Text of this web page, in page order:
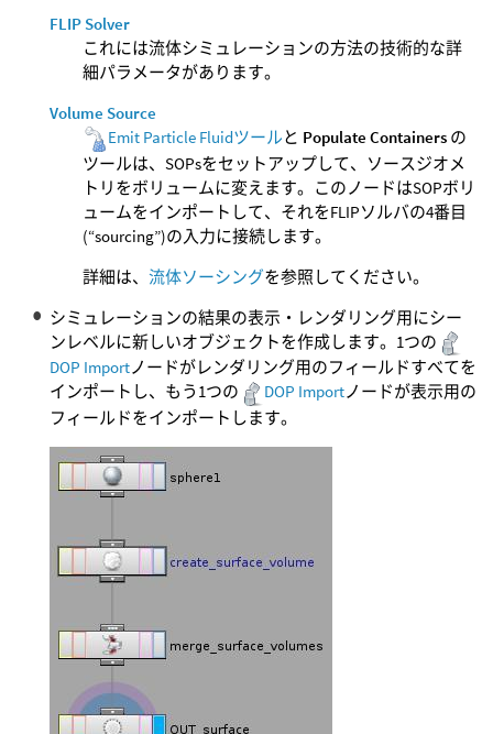
FLIP Solver
これには流体シミュレーションの方法の技術的な詳
細パラメータがあります。
Volume Source
Emit Particle Fluidツールと Populate Containersの
ツールは、SOPsをセットアップして、ソースジオメ
トリをボリュームに変えます。このノードはSOPボリ
ュームをインポートして、それをFLIPソルバの4番目
(“sourcing”)の入力に接続します。
詳細は、 流体ソーシングを参照してください。
シミュレーションの結果の表示・レンダリング用にシー
ンレベルに新しいオブジェクトを作成します。1つの
DOP Importノードがレンダリング用のフィールドすべてを
インポートし、もう1つの
DOP Importノードが表示用の
フィールドをインポートします。